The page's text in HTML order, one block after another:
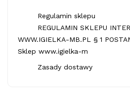
Regulamin sklepu
REGULAMIN SKLEPU
WWW.IGIELKA-MB.PL § 1
Sklep www.igielka-m
Zasady dostawy